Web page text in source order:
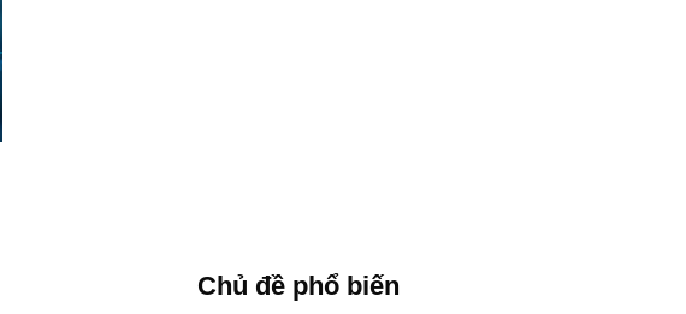
Chủ đề phổ biến